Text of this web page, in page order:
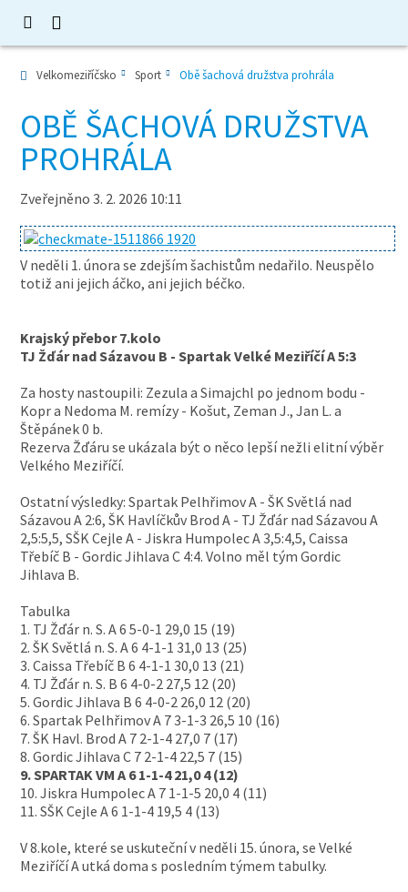
Velkomeziříčsko Sport Obě šachová družstva prohrála
OBĚ ŠACHOVÁ DRUŽSTVA
PROHRÁLA
Zveřejněno 3. 2. 2026 10:11
V neděli 1. února se zdejším šachistům nedařilo. Neuspělo
totiž ani jejich áčko, ani jejich béčko.
Krajský přebor 7.kolo
TJ Žďár nad Sázavou B - Spartak Velké Meziříčí A 5:3
Za hosty nastoupili: Zezula a Simajchl po jednom bodu -
Kopr a Nedoma M. remízy - Košut, Zeman J., Jan L. a
Štěpánek 0 b.
Rezerva Žďáru se ukázala být o něco lepší nežli elitní výběr
Velkého Meziříčí.
Ostatní výsledky: Spartak Pelhřimov A - ŠK Světlá nad
Sázavou A 2:6, ŠK Havlíčkův Brod A - TJ Žďár nad Sázavou A
2,5:5,5, SŠK Cejle A - Jiskra Humpolec A 3,5:4,5, Caissa
Třebíč B - Gordic Jihlava C 4:4. Volno měl tým Gordic
Jihlava B.
Tabulka
1. TJ Žďár n. S. A 6 5-0-1 29,0 15 (19)
2. ŠK Světlá n. S. A 6 4-1-1 31,0 13 (25)
3. Caissa Třebíč B 6 4-1-1 30,0 13 (21)
4. TJ Žďár n. S. B 6 4-0-2 27,5 12 (20)
5. Gordic Jihlava B 6 4-0-2 26,0 12 (20)
6. Spartak Pelhřimov A 7 3-1-3 26,5 10 (16)
7. ŠK Havl. Brod A 7 2-1-4 27,0 7 (17)
8. Gordic Jihlava C 7 2-1-4 22,5 7 (15)
9. SPARTAK VM A 6 1-1-4 21,0 4 (12)
10. Jiskra Humpolec A 7 1-1-5 20,0 4 (11)
11. SŠK Cejle A 6 1-1-4 19,5 4 (13)
V 8.kole, které se uskuteční v neděli 15. února, se Velké
Meziříčí A utká doma s posledním týmem tabulky.